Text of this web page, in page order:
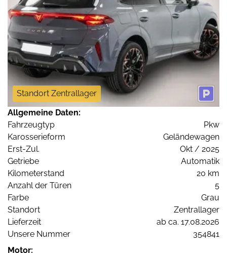
Standort Zentrallager
Allgemeine Daten:
Fahrzeugtyp
Pkw
Karosserieform
Geländewagen
Erst-Zul.
Okt / 2025
Getriebe
Automatik
Kilometerstand
20 km
Anzahl der Türen
5
Farbe
Grau
Standort
Zentrallager
Lieferzeit
ab ca. 17.08.2026
Unsere Nummer
354841
Motor: